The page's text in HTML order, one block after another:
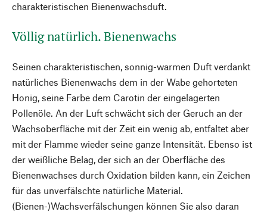
charakteristischen Bienenwachsduft.
Völlig natürlich. Bienenwachs
Seinen charakteristischen, sonnig-warmen Duft verdankt
natürliches Bienenwachs dem in der Wabe gehorteten
Honig, seine Farbe dem Carotin der eingelagerten
Pollenöle. An der Luft schwächt sich der Geruch an der
Wachsoberfläche mit der Zeit ein wenig ab, entfaltet aber
mit der Flamme wieder seine ganze Intensität. Ebenso ist
der weißliche Belag, der sich an der Oberfläche des
Bienenwachses durch Oxidation bilden kann, ein Zeichen
für das unverfälschte natürliche Material.
(Bienen-)Wachsverfälschungen können Sie also daran